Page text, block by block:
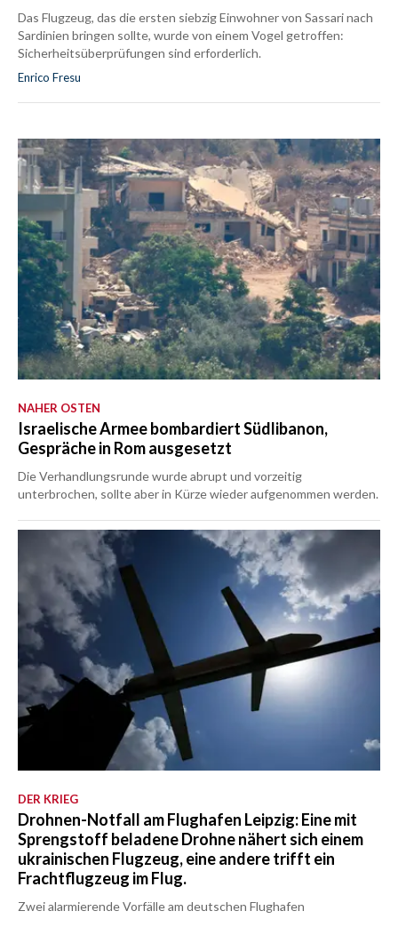
Das Flugzeug, das die ersten siebzig Einwohner von Sassari nach
Sardinien bringen sollte, wurde von einem Vogel getroffen:
Sicherheitsüberprüfungen sind erforderlich.
Enrico Fresu
NAHER OSTEN
Israelische Armee bombardiert Südlibanon,
Gespräche in Rom ausgesetzt
Die Verhandlungsrunde wurde abrupt und vorzeitig
unterbrochen, sollte aber in Kürze wieder aufgenommen werden.
DER KRIEG
Drohnen-Notfall am Flughafen Leipzig: Eine mit
Sprengstoff beladene Drohne nähert sich einem
ukrainischen Flugzeug, eine andere trifft ein
Frachtflugzeug im Flug.
Zwei alarmierende Vorfälle am deutschen Flughafen